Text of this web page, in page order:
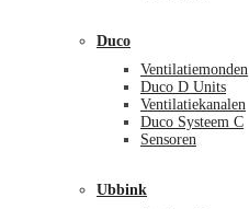
Duco
Ventilatiemonden
Duco D Units
Ventilatiekanalen
Duco Systeem C
Sensoren
Ubbink